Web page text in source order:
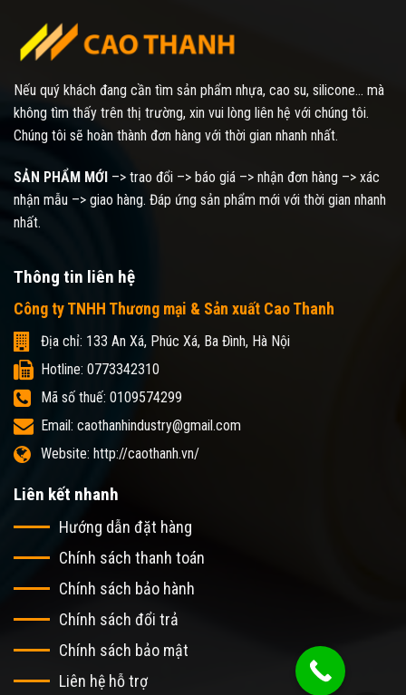
Nếu quý khách đang cần tìm sản phẩm nhựa, cao su, silicone... mà
không tìm thấy trên thị trường, xin vui lòng liên hệ với chúng tôi.
Chúng tôi sẽ hoàn thành đơn hàng với thời gian nhanh nhất.
SẢN PHẨM MỚI –> trao đổi –> báo giá –> nhận đơn hàng –> xác
nhận mẫu –> giao hàng. Đáp ứng sản phẩm mới với thời gian nhanh
nhất.
Thông tin liên hệ
Công ty TNHH Thương mại & Sản xuất Cao Thanh
Địa chỉ: 133 An Xá, Phúc Xá, Ba Đình, Hà Nội
Hotline: 0773342310
Mã số thuế: 0109574299
Email: caothanhindustry@gmail.com
Website: http://caothanh.vn/
Liên kết nhanh
Hướng dẫn đặt hàng
Chính sách thanh toán
Chính sách bảo hành
Chính sách đổi trả
Chính sách bảo mật
Liên hệ hỗ trợ